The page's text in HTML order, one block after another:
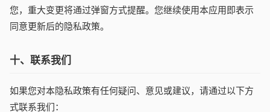
您，重大变更将通过弹窗方式提醒。您继续使用本应用即表示
同意更新后的隐私政策。
十、联系我们
如果您对本隐私政策有任何疑问、意见或建议，请通过以下方
式联系我们：